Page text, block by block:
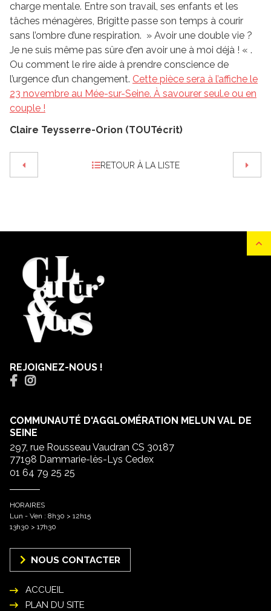
charge mentale. Entre son travail, ses enfants et les
tâches ménagères, Brigitte passe son temps à courir
sans l’ombre d’une respiration. » Avoir une double vie ?
Je ne suis même pas sûre d’en avoir une à moi déjà ! « .
Ou comment le rire aide à prendre conscience de
l’urgence d’un changement. Cette pièce sera à l’affiche le
23 novembre au Mée-sur-Seine. À savourer seul.e ou en
couple !
Claire Teysserre-Orion (TOUTécrit)
RETOUR À LA LISTE
REJOIGNEZ-NOUS !
COMMUNAUTÉ D'AGGLOMÉRATION MELUN VAL DE
SEINE
297, rue Rousseau Vaudran CS 30187
77198 Dammarie-lès-Lys Cedex
01 64 79 25 25
HORAIRES
Lun - Ven : 8h30 > 12h15
13h30 > 17h30
NOUS CONTACTER
ACCUEIL
PLAN DU SITE